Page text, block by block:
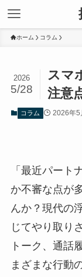
ホーム コラム
スマ
注意
2026
5/28
コラム 2026年5
「最近パート
か不審な点が
んか？現代の
じてやり取り
トーク、通話
まざまな行動